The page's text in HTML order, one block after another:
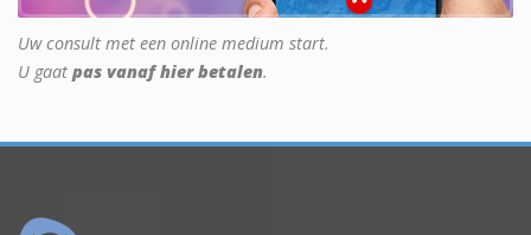
Uw consult met een online medium start.
U gaat pas vanaf hier betalen.